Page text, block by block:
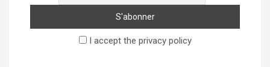
I accept the privacy policy